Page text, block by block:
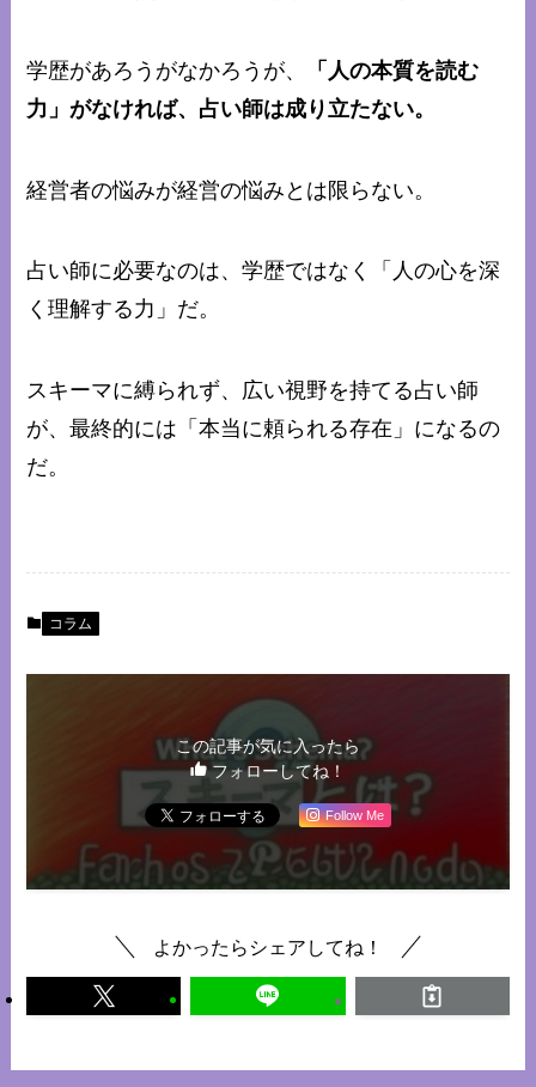
学歴があろうがなかろうが、
「人の本質を読む
力」がなければ、占い師は成り立たない。
経営者の悩みが経営の悩みとは限らない。
占い師に必要なのは、学歴ではなく「人の心を深
く理解する力」だ。
スキーマに縛られず、広い視野を持てる占い師
が、最終的には「本当に頼られる存在」になるの
だ。
コラム
この記事が気に入ったら
フォローしてね！
Follow Me
よかったらシェアしてね！